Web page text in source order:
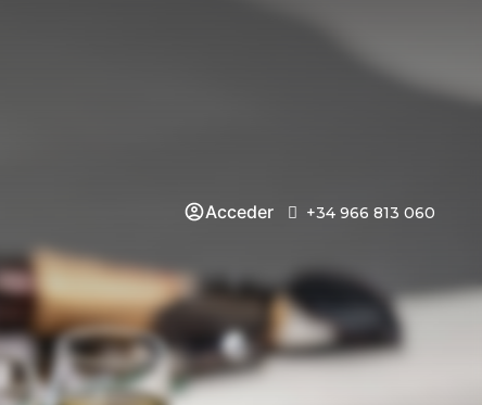
Acceder +34 966 813 060